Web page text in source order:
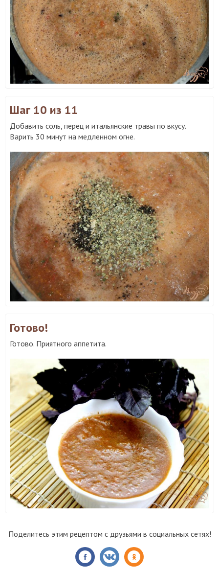
Шаг 10 из 11
Добавить соль, перец и итальянские травы по вкусу.
Варить 30 минут на медленном огне.
Готово!
Готово. Приятного аппетита.
Поделитесь этим рецептом с друзьями в социальных сетях!